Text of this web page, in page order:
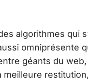
algorithmes qui
omniprésente
géants du